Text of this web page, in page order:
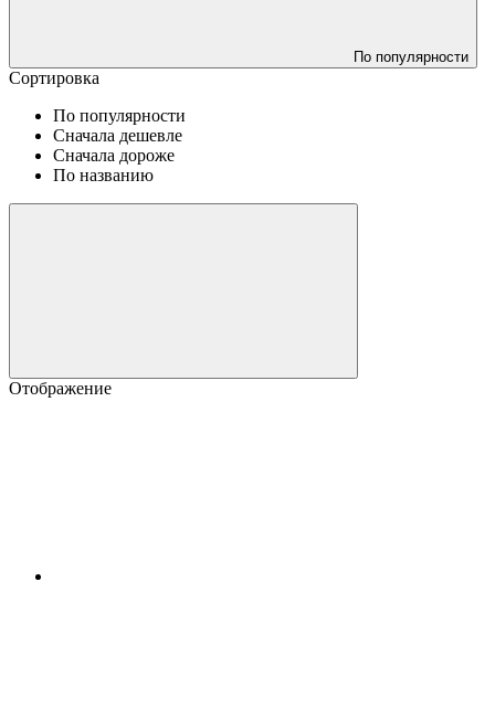
По популярности
Сортировка
По популярности
Сначала дешевле
Сначала дороже
По названию
Отображение